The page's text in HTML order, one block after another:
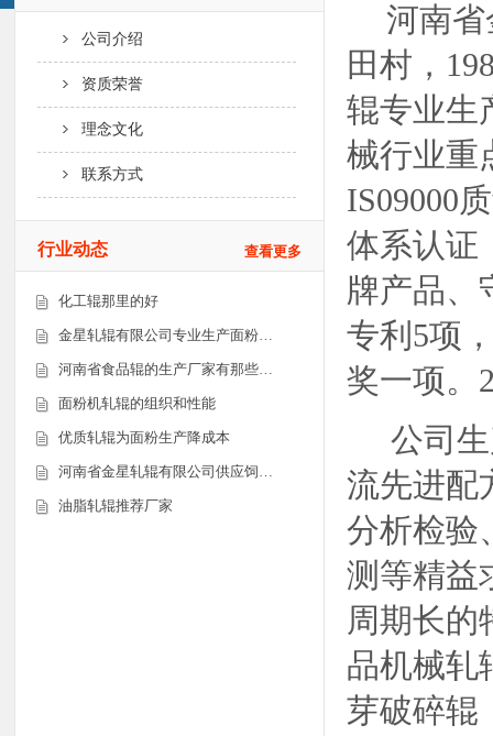
公司介绍
资质荣誉
理念文化
联系方式
行业动态 查看更多
化工辊那里的好
金星轧辊有限公司专业生产面粉…
河南省食品辊的生产厂家有那些…
面粉机轧辊的组织和性能
优质轧辊为面粉生产降成本
河南省金星轧辊有限公司供应饲…
油脂轧辊推荐厂家
河南
田村，
辊专业生
械行业重
IS09000
体系认证
牌产品、
专利5项
奖一项。
公司生
流先进配
分析检验
测等精益
周期长的
品机械轧
芽破碎辊